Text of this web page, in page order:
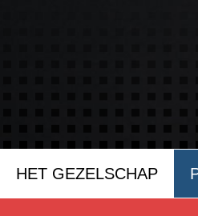
HET GEZELSCHAP